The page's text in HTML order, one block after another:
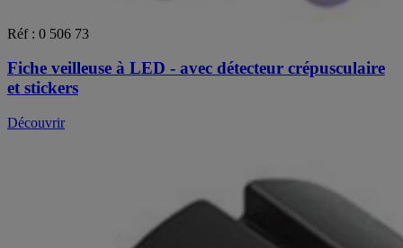
Réf : 0 506 73
Fiche veilleuse à LED - avec détecteur crépusculaire
et stickers
Découvrir